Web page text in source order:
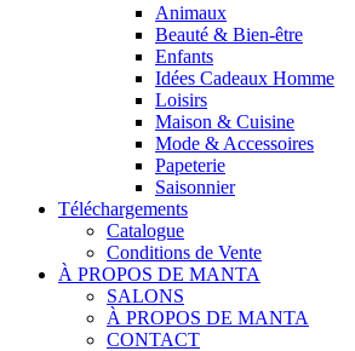
Animaux
Beauté & Bien-être
Enfants
Idées Cadeaux Homme
Loisirs
Maison & Cuisine
Mode & Accessoires
Papeterie
Saisonnier
Téléchargements
Catalogue
Conditions de Vente
À PROPOS DE MANTA
SALONS
À PROPOS DE MANTA
CONTACT